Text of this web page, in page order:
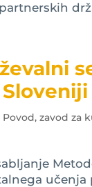
Povod, zavod za
učenja